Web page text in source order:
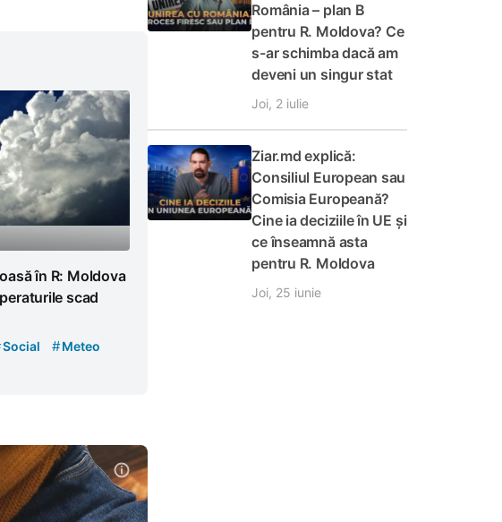
în R: Moldova
scad
Social #Meteo
România – plan B
pentru R. Moldova? Ce
s-ar schimba dacă am
deveni un singur stat
Joi, 2 iulie
Ziar.md explică:
Consiliul European sau
Comisia Europeană?
Cine ia deciziile în UE și
ce înseamnă asta
pentru R. Moldova
Joi, 25 iunie